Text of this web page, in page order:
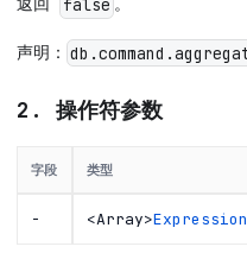
false
声明：
2. 操作符参数
字段 类型
- <Array>Expression